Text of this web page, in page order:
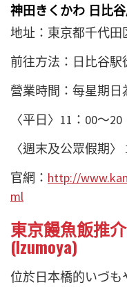
神田きくかわ 日比
地址：東京都千代田
前往方法：日比谷駅
營業時間：每星期日
〈平日〉11：00～20
〈週末及公眾假期〉
官網： http://
ml
東京饅魚飯推
(Izumoya)
位於日本橋的いづも